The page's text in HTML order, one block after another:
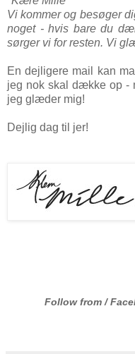
Vi kommer og besøger
noget - hvis bare du
sørger vi for resten. Vi
En dejligere mail kan
jeg nok skal dække op -
jeg glæder mig!
Dejlig dag til jer!
Follow from /